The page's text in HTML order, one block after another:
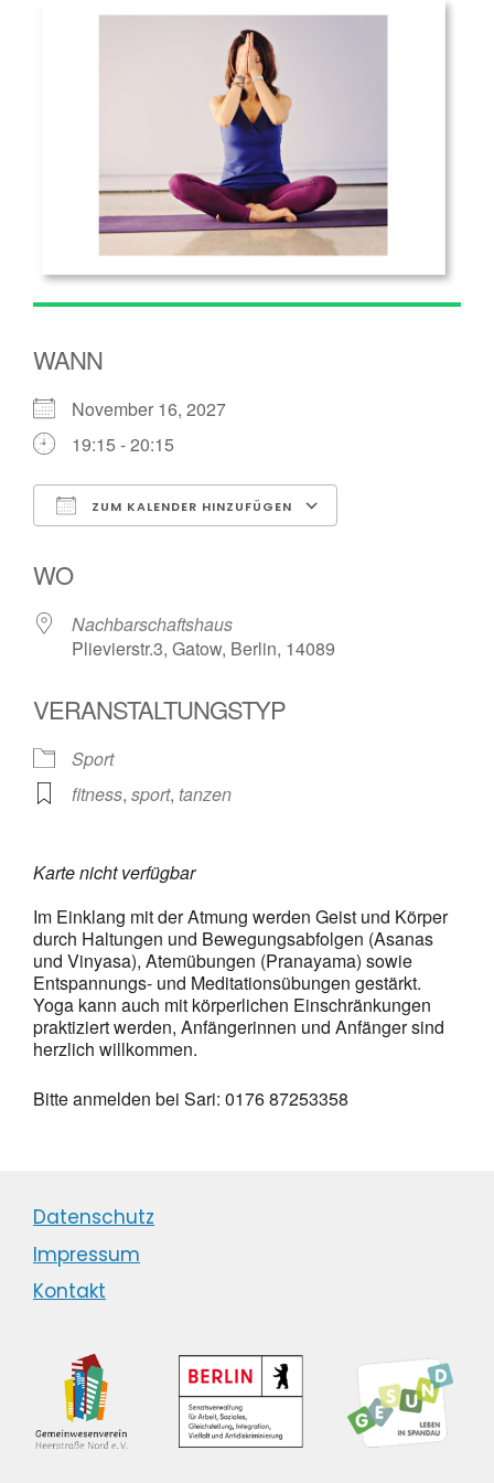
WANN
November 16, 2027
19:15 - 20:15
ZUM KALENDER HINZUFÜGEN
WO
Nachbarschaftshaus
Plievierstr.3, Gatow, Berlin, 14089
VERANSTALTUNGSTYP
Sport
fitness, sport, tanzen
Karte nicht verfügbar
Im Einklang mit der Atmung werden Geist und Körper
durch Haltungen und Bewegungsabfolgen (Asanas
und Vinyasa), Atemübungen (Pranayama) sowie
Entspannungs- und Meditationsübungen gestärkt.
Yoga kann auch mit körperlichen Einschränkungen
praktiziert werden, Anfängerinnen und Anfänger sind
herzlich willkommen.
Bitte anmelden bei Sari: 0176 87253358
Datenschutz
Impressum
Kontakt